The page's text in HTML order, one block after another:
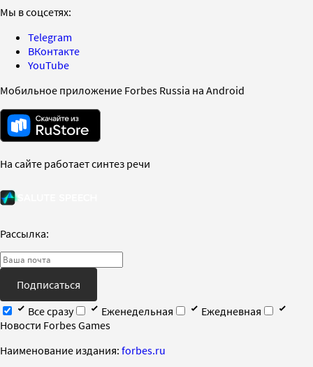
Мы в соцсетях:
Telegram
ВКонтакте
YouTube
Мобильное приложение Forbes Russia на Android
На сайте работает синтез речи
Рассылка:
Подписаться
Все сразу
Еженедельная
Ежедневная
Новости Forbes Games
Наименование издания: forbes.ru